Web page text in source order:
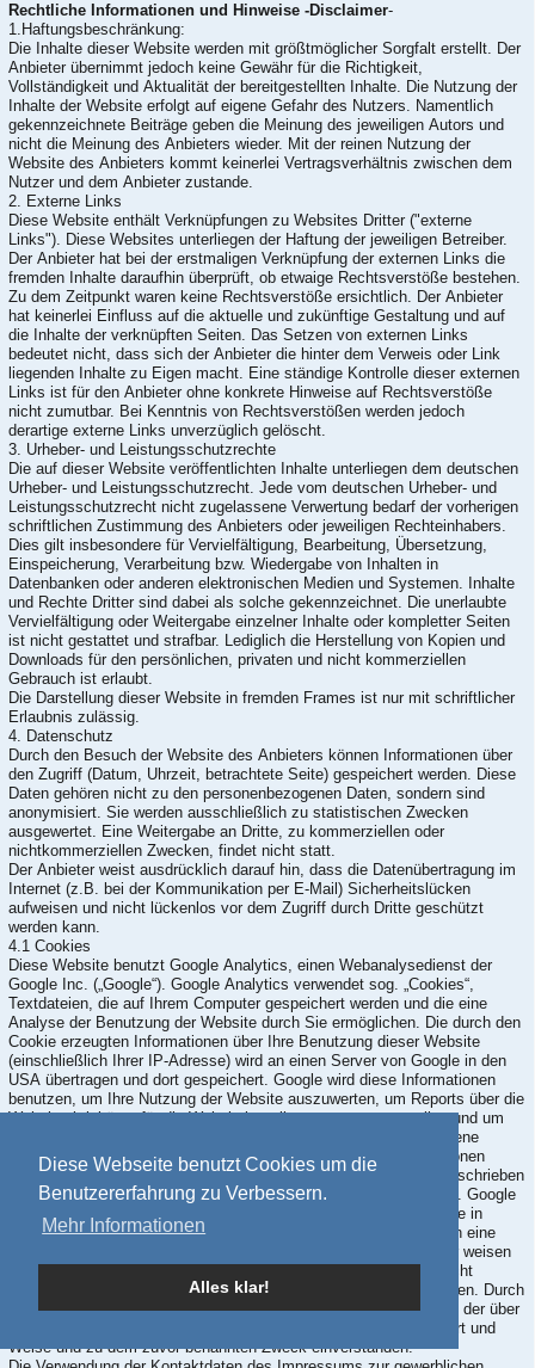
Diese Webseite benutzt Cookies um die
Benutzererfahrung zu Verbessern.
Mehr Informationen
Alles klar!
Rechtliche Informationen und Hinweise -Disclaimer-
1.Haftungsbeschränkung:
Die Inhalte dieser Website werden mit größtmöglicher Sorgfalt erstellt. Der
Anbieter übernimmt jedoch keine Gewähr für die Richtigkeit,
Vollständigkeit und Aktualität der bereitgestellten Inhalte. Die Nutzung der
Inhalte der Website erfolgt auf eigene Gefahr des Nutzers. Namentlich
gekennzeichnete Beiträge geben die Meinung des jeweiligen Autors und
nicht die Meinung des Anbieters wieder. Mit der reinen Nutzung der
Website des Anbieters kommt keinerlei Vertragsverhältnis zwischen dem
Nutzer und dem Anbieter zustande.
2. Externe Links
Diese Website enthält Verknüpfungen zu Websites Dritter ("externe
Links"). Diese Websites unterliegen der Haftung der jeweiligen Betreiber.
Der Anbieter hat bei der erstmaligen Verknüpfung der externen Links die
fremden Inhalte daraufhin überprüft, ob etwaige Rechtsverstöße bestehen.
Zu dem Zeitpunkt waren keine Rechtsverstöße ersichtlich. Der Anbieter
hat keinerlei Einfluss auf die aktuelle und zukünftige Gestaltung und auf
die Inhalte der verknüpften Seiten. Das Setzen von externen Links
bedeutet nicht, dass sich der Anbieter die hinter dem Verweis oder Link
liegenden Inhalte zu Eigen macht. Eine ständige Kontrolle dieser externen
Links ist für den Anbieter ohne konkrete Hinweise auf Rechtsverstöße
nicht zumutbar. Bei Kenntnis von Rechtsverstößen werden jedoch
derartige externe Links unverzüglich gelöscht.
3. Urheber- und Leistungsschutzrechte
Die auf dieser Website veröffentlichten Inhalte unterliegen dem deutschen
Urheber- und Leistungsschutzrecht. Jede vom deutschen Urheber- und
Leistungsschutzrecht nicht zugelassene Verwertung bedarf der vorherigen
schriftlichen Zustimmung des Anbieters oder jeweiligen Rechteinhabers.
Dies gilt insbesondere für Vervielfältigung, Bearbeitung, Übersetzung,
Einspeicherung, Verarbeitung bzw. Wiedergabe von Inhalten in
Datenbanken oder anderen elektronischen Medien und Systemen. Inhalte
und Rechte Dritter sind dabei als solche gekennzeichnet. Die unerlaubte
Vervielfältigung oder Weitergabe einzelner Inhalte oder kompletter Seiten
ist nicht gestattet und strafbar. Lediglich die Herstellung von Kopien und
Downloads für den persönlichen, privaten und nicht kommerziellen
Gebrauch ist erlaubt.
Die Darstellung dieser Website in fremden Frames ist nur mit schriftlicher
Erlaubnis zulässig.
4. Datenschutz
Durch den Besuch der Website des Anbieters können Informationen über
den Zugriff (Datum, Uhrzeit, betrachtete Seite) gespeichert werden. Diese
Daten gehören nicht zu den personenbezogenen Daten, sondern sind
anonymisiert. Sie werden ausschließlich zu statistischen Zwecken
ausgewertet. Eine Weitergabe an Dritte, zu kommerziellen oder
nichtkommerziellen Zwecken, findet nicht statt.
Der Anbieter weist ausdrücklich darauf hin, dass die Datenübertragung im
Internet (z.B. bei der Kommunikation per E-Mail) Sicherheitslücken
aufweisen und nicht lückenlos vor dem Zugriff durch Dritte geschützt
werden kann.
4.1 Cookies
Diese Website benutzt Google Analytics, einen Webanalysedienst der
Google Inc. („Google“). Google Analytics verwendet sog. „Cookies“,
Textdateien, die auf Ihrem Computer gespeichert werden und die eine
Analyse der Benutzung der Website durch Sie ermöglichen. Die durch den
Cookie erzeugten Informationen über Ihre Benutzung dieser Website
(einschließlich Ihrer IP-Adresse) wird an einen Server von Google in den
USA übertragen und dort gespeichert. Google wird diese Informationen
benutzen, um Ihre Nutzung der Website auszuwerten, um Reports über die
Websiteaktivitäten für die Websitebetreiber zusammenzustellen und um
weitere mit der Websitenutzung und der Internetnutzung verbundene
Dienstleistungen zu erbringen. Auch wird Google diese Informationen
gegebenenfalls an Dritte übertragen, sofern dies gesetzlich vorgeschrieben
oder soweit Dritte diese Daten im Auftrag von Google verarbeiten. Google
wird in keinem Fall Ihre IP-Adresse mit anderen Daten von Google in
Verbindung bringen. Sie können die Installation der Cookies durch eine
entsprechende Einstellung Ihrer Browser Software verhindern; wir weisen
Sie jedoch darauf hin, dass Sie in diesem Fall gegebenenfalls nicht
sämtliche Funktionen dieser Website vollumfänglich nutzen können. Durch
die Nutzung dieser Website erklären Sie sich mit der Bearbeitung der über
Sie erhobenen Daten durch Google in der zuvor beschriebenen Art und
Weise und zu dem zuvor benannten Zweck einverstanden.